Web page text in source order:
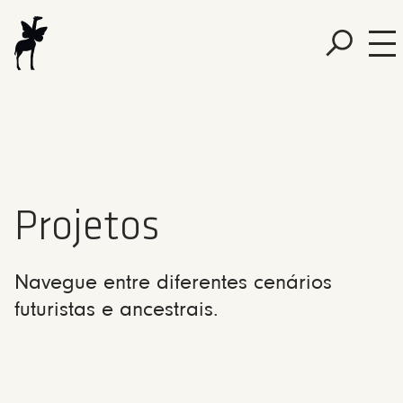
Projetos
Navegue entre diferentes cenários
futuristas e ancestrais.